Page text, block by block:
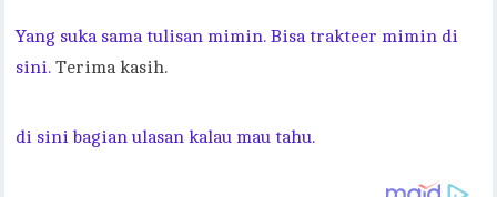
Yang suka sama tulisan mimin. Bisa trakteer mimin di
sini.Terima kasih.
di sini bagian ulasan kalau mau tahu.